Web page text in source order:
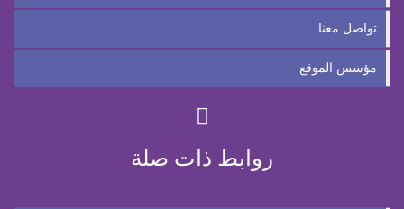
تواصل معنا
مؤسس الموقع
روابط ذات صلة